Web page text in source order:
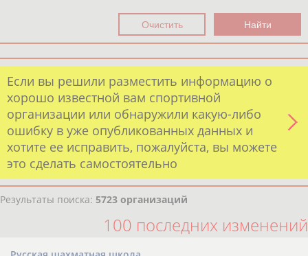
Если вы решили разместить информацию о
хорошо известной вам спортивной
организации или обнаружили какую-либо
ошибку в уже опубликованных данных и
хотите ее исправить, пожалуйста, вы можете
это сделать самостоятельно
Результаты поиска: 5723 организаций
100 последних изменений